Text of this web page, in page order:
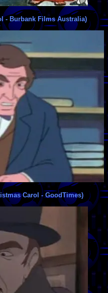
- Burbank Films Australia)
Carol - GoodTimes)